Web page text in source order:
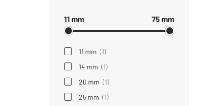
11 mm 75 mm
11 mm (1)
14 mm (1)
20 mm (1)
25 mm (1)